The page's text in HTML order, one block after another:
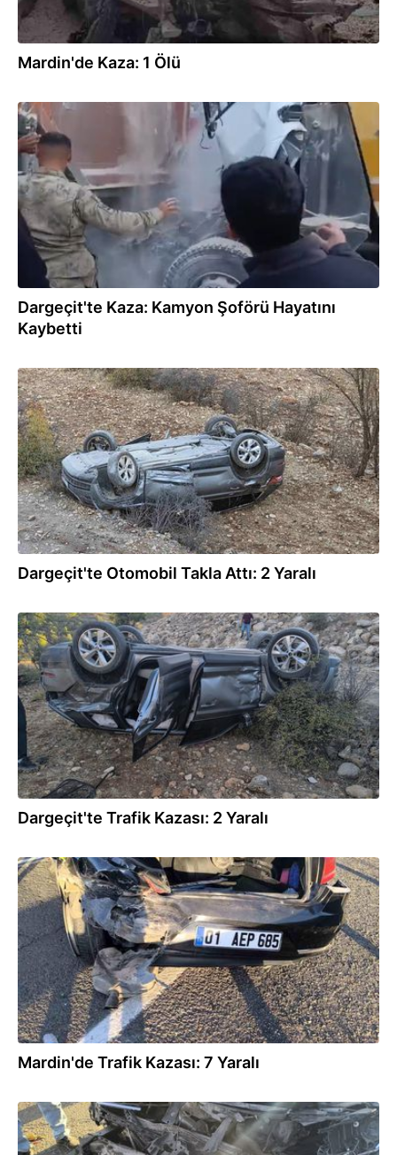
Mardin'de Kaza: 1 Ölü
31.10.2025
Dargeçit'te Kaza: Kamyon Şoförü Hayatını
Kaybetti
04.10.2025
Dargeçit'te Otomobil Takla Attı: 2 Yaralı
04.10.2025
Dargeçit'te Trafik Kazası: 2 Yaralı
28.09.2025
Mardin'de Trafik Kazası: 7 Yaralı
28.09.2025